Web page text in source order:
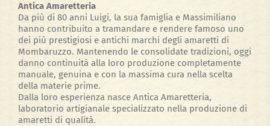
Antica Amaretteria
Da più di 80 anni Luigi, la sua famiglia e Massimiliano
hanno contribuito a tramandare e rendere famoso uno
dei più prestigiosi e antichi marchi degli amaretti di
Mombaruzzo. Mantenendo le consolidate tradizioni, oggi
danno continuità alla loro produzione completamente
manuale, genuina e con la massima cura nella scelta
della materie prime.
Dalla loro esperienza nasce Antica Amaretteria,
laboratorio artigianale specializzato nella produzione di
amaretti di qualità.